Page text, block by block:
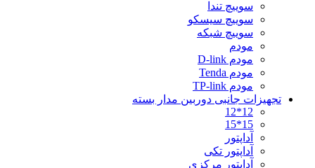
سوییچ تندا
سوییچ سیسکو
سوییچ شبکه
مودم
مودم D-link
مودم Tenda
مودم TP-link
تجهیزات جانبی دوربین مدار بسته
12*12
15*15
آداپتور
آداپتور تکی
آداپتور مرکزی